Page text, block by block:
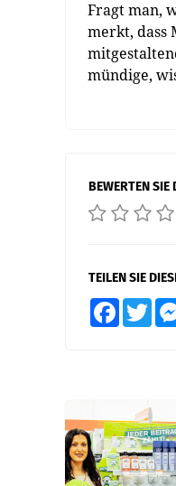
Fragt man,
merkt, dass
mündige,
BEWERTEN SIE
TEILEN SIE
Facebook